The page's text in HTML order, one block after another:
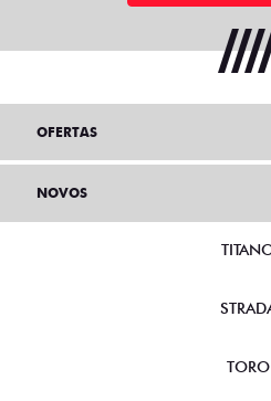
OFERTAS
NOVOS
TORO